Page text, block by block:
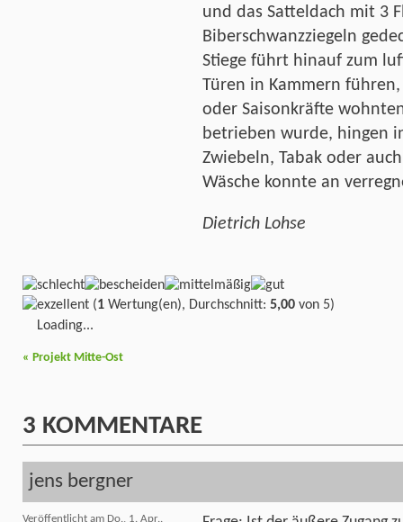
und das Satteldach mit 3
Biberschwanzziegeln
Stiege führt hinauf zum
Türen in Kammern
oder Saisonkräfte
betrieben wurde, hingen
Zwiebeln, Tabak oder
Wäsche konnte an
Dietrich Lohse
(1 Wertung(en), Durchschnitt: 5,00 von 5)
Loading...
« Projekt Mitte-Ost
3 KOMMENTARE
jens bergner
Veröffentlicht am Do., 1. Apr..